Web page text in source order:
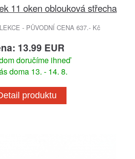
11 oken oblouková střecha
- PŮVODNÍ CENA 637.- Kč
13.99 EUR
doručíme ihneď
doma 13. - 14. 8.
produktu